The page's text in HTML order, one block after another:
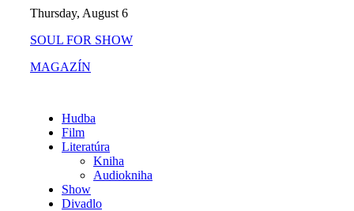
content
Thursday, August 6
SOUL FOR SHOW
MAGAZÍN
Hudba
Film
Literatúra
Kniha
Audiokniha
Show
Divadlo